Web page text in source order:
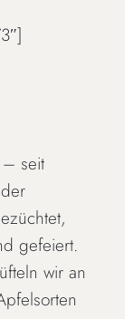
– seit
gefeiert.
wir an